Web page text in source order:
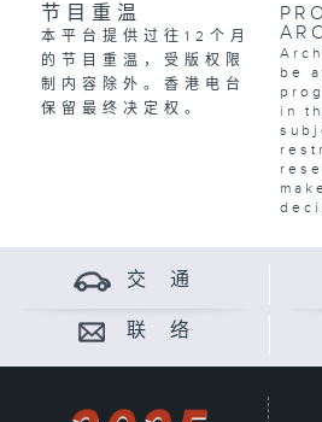
节目重温
本平台提供过往12个月
的节目重温，受版权限
制内容除外。香港电台
保留最终决定权。
be
in
交 通
联 络